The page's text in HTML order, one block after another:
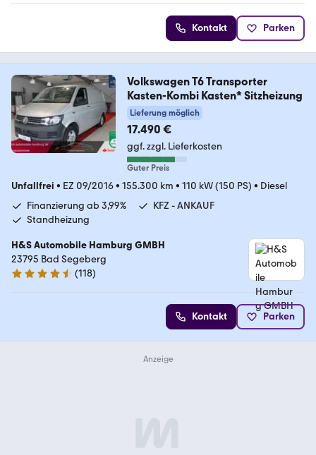
Kontakt Parken
Volkswagen T6 Transporter
Kasten-Kombi Kasten* Sitzheizung
Lieferung möglich
17.490 €
ggf. zzgl. Lieferkosten
Guter Preis
Unfallfrei • EZ 09/2016• 155.300 km • 110 kW (150 PS) • Diesel
Finanzierung ab 3,99%
KFZ - ANKAUF
Standheizung
H&S Automobile Hamburg GMBH
23795 Bad Segeberg
4.6 Sterne
(118)
Kontakt Parken